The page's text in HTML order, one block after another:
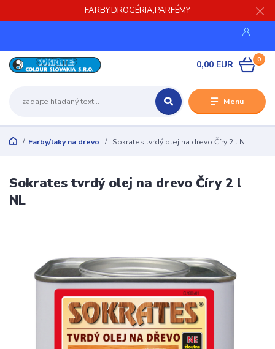
FARBY,DROGÉRIA,PARFÉMY
Menu
0
0,00 EUR
Farby/laky na drevo Sokrates tvrdý olej na drevo Číry 2 l NL
Sokrates tvrdý olej na drevo Číry 2 l
NL